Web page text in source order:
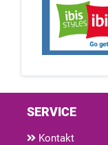
SERVICE
Kontakt